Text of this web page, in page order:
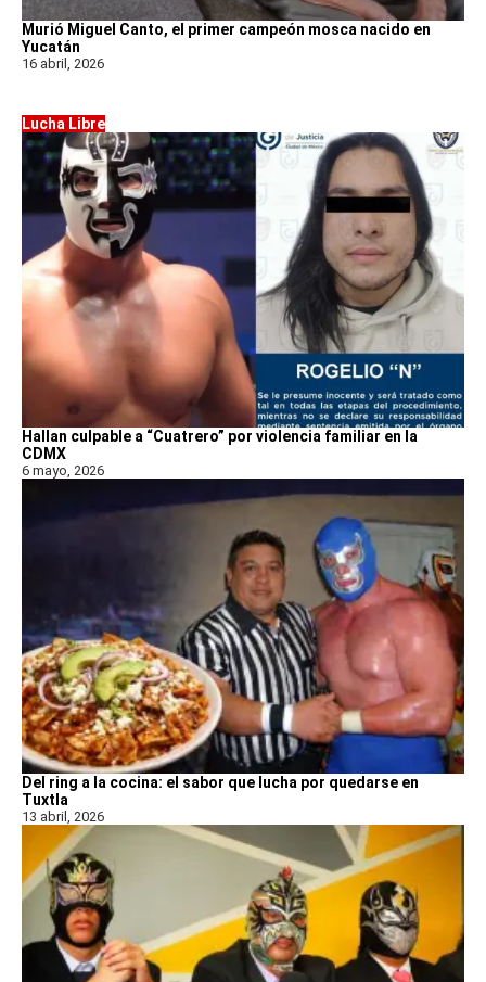
Murió Miguel Canto, el primer campeón mosca nacido en
Yucatán
16 abril, 2026
Lucha Libre
Hallan culpable a “Cuatrero” por violencia familiar en la
CDMX
6 mayo, 2026
Del ring a la cocina: el sabor que lucha por quedarse en
Tuxtla
13 abril, 2026